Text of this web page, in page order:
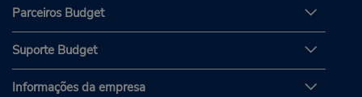
Parceiros Budget
Suporte Budget
Informações da empresa